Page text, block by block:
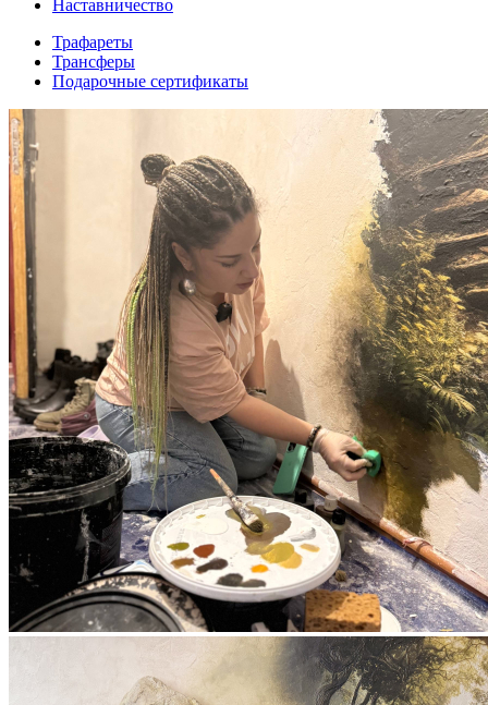
Наставничество
Трафареты
Трансферы
Подарочные сертификаты